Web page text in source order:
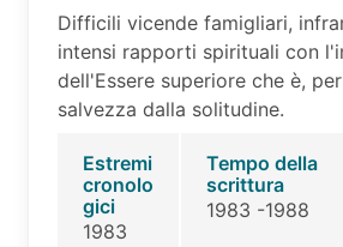
Difficili vicende famigliari,
intensi rapporti spirituali con
dell'Essere superiore che è,
salvezza dalla solitudine.
Estremi
cronolo
gici
1983
Tempo della
scrittura
1983 -1988